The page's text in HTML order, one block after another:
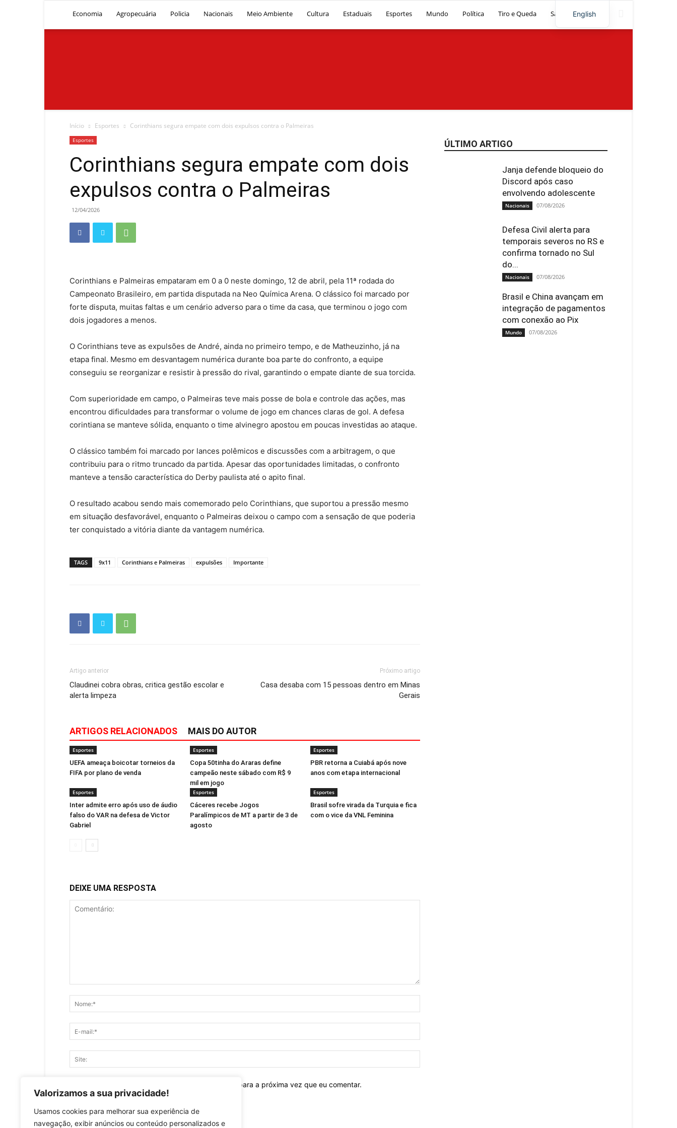
Valorizamos a sua privacidade!
Usamos cookies para melhorar sua experiência de
navegação, exibir anúncios ou conteúdo personalizados e
Economia Agropecuária Policia Nacionais Meio Ambiente Cultura Estaduais Esportes Mundo Política Tiro e Queda Saúde Artigos
Diário
Início Esportes Corinthians segura empate com dois expulsos contra o Palmeiras
Esportes
Corinthians segura empate com dois
expulsos contra o Palmeiras
12/04/2026
Corinthians e Palmeiras empataram em 0 a 0 neste domingo, 12 de abril, pela 11ª rodada do
Campeonato Brasileiro, em partida disputada na Neo Química Arena. O clássico foi marcado por
forte disputa, muitas faltas e um cenário adverso para o time da casa, que terminou o jogo com
dois jogadores a menos.
O Corinthians teve as expulsões de André, ainda no primeiro tempo, e de Matheuzinho, já na
etapa final. Mesmo em desvantagem numérica durante boa parte do confronto, a equipe
conseguiu se reorganizar e resistir à pressão do rival, garantindo o empate diante de sua torcida.
Com superioridade em campo, o Palmeiras teve mais posse de bola e controle das ações, mas
encontrou dificuldades para transformar o volume de jogo em chances claras de gol. A defesa
corintiana se manteve sólida, enquanto o time alvinegro apostou em poucas investidas ao ataque.
O clássico também foi marcado por lances polêmicos e discussões com a arbitragem, o que
contribuiu para o ritmo truncado da partida. Apesar das oportunidades limitadas, o confronto
manteve a tensão característica do Derby paulista até o apito final.
O resultado acabou sendo mais comemorado pelo Corinthians, que suportou a pressão mesmo
em situação desfavorável, enquanto o Palmeiras deixou o campo com a sensação de que poderia
ter conquistado a vitória diante da vantagem numérica.
TAGS 9x11 Corinthians e Palmeiras expulsões Importante
Artigo anterior
Claudinei cobra obras, critica gestão escolar e
alerta limpeza
Próximo artigo
Casa desaba com 15 pessoas dentro em Minas
Gerais
ARTIGOS RELACIONADOS MAIS DO AUTOR
Esportes
UEFA ameaça boicotar torneios da
FIFA por plano de venda
Esportes
Copa 50tinha do Araras define
campeão neste sábado com R$ 9
mil em jogo
Esportes
PBR retorna a Cuiabá após nove
anos com etapa internacional
Esportes
Inter admite erro após uso de áudio
falso do VAR na defesa de Victor
Gabriel
Esportes
Cáceres recebe Jogos
Paralímpicos de MT a partir de 3 de
agosto
Esportes
Brasil sofre virada da Turquia e fica
com o vice da VNL Feminina
DEIXE UMA RESPOSTA
Salve meu nome, e-mail e site neste navegador para a próxima vez que eu comentar.
ÚLTIMO ARTIGO
Janja defende bloqueio do
Discord após caso
envolvendo adolescente
Nacionais 07/08/2026
Defesa Civil alerta para
temporais severos no RS e
confirma tornado no Sul
do...
Nacionais 07/08/2026
Brasil e China avançam em
integração de pagamentos
com conexão ao Pix
Mundo 07/08/2026
English